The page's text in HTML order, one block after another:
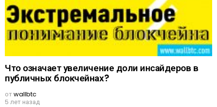
Что означает увеличение доли инсайдеров в
публичных блокчейнах?
отwallbtc
5 лет назад